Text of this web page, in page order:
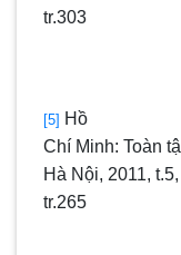
tr.303
[5] Hồ
Chí Minh: Toàn
Hà Nội, 2011, t.5,
tr.265